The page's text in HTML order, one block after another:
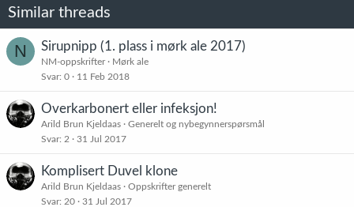
Similar threads
N Sirupnipp (1. plass i mørk ale 2017)
NM-oppskrifter
Mørk ale
Svar 0 11 Feb 2018
Overkarbonert eller infeksjon!
Arild Brun Kjeldaas
Generelt og nybegynnerspørsmål
Svar 2 31 Jul 2017
Komplisert Duvel klone
Arild Brun Kjeldaas
Oppskrifter generelt
Svar 20 31 Jul 2017